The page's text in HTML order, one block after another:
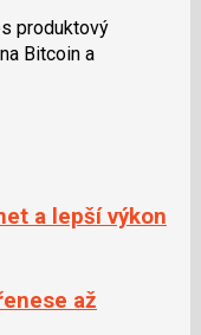
produktový
Bitcoin a
a lepší výkon
až